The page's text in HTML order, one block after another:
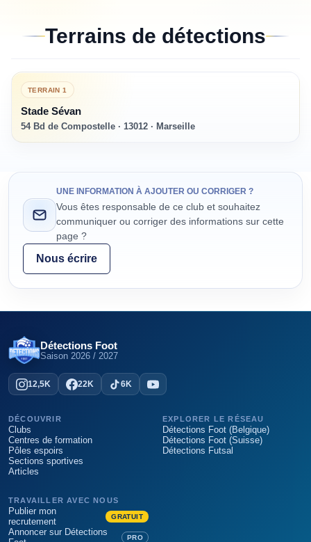
Terrains de détections
TERRAIN1
Stade Sévan
54 Bd de Compostelle · 13012 · Marseille
UNE INFORMATION À AJOUTER OU CORRIGER ?
Vous êtes responsable de ce club et souhaitez
communiquer ou corriger des informations sur cette
page ?
Nous écrire
Détections Foot
Saison 2026 / 2027
12,5K 22K 6K
DÉCOUVRIR
Clubs
Centres de formation
Pôles espoirs
Sections sportives
Articles
EXPLORER LE RÉSEAU
Détections Foot (Belgique)
Détections Foot (Suisse)
Détections Futsal
TRAVAILLER AVEC NOUS
Publier mon
recrutement
GRATUIT
Annoncer sur Détections
PRO